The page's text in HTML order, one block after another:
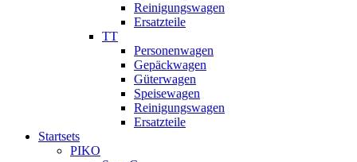
Reinigungswagen
Ersatzteile
TT
Personenwagen
Gepäckwagen
Güterwagen
Speisewagen
Reinigungswagen
Ersatzteile
Startsets
PIKO